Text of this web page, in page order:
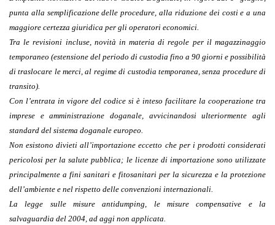
punta alla semplificazione delle procedure, alla riduzione dei costi e a una
maggiore certezza giuridica per gli operatori economici.
Tra le revisioni incluse, novità in materia di regole per il magazzinaggio
temporaneo (estensione del periodo di custodia fino a 90 giorni e possibilità
di traslocare le merci, al regime di custodia temporanea, senza procedure di
transito).
Con l’entrata in vigore del codice si è inteso facilitare la cooperazione tra
imprese e amministrazione doganale, avvicinandosi ulteriormente agli
standard del sistema doganale europeo.
Non esistono divieti all’importazione eccetto che per i prodotti considerati
pericolosi per la salute pubblica; le licenze di importazione sono utilizzate
principalmente a fini sanitari e fitosanitari per la sicurezza e la protezione
dell’ambiente e nel rispetto delle convenzioni internazionali.
La legge sulle misure antidumping, le misure compensative e la
salvaguardia del 2004, ad aggi non applicata.